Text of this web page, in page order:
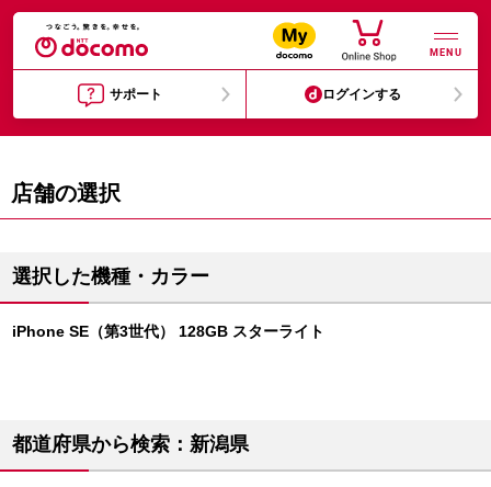
MENU
サポート ログインする
店舗の選択
選択した機種・カラー
iPhone SE（第3世代） 128GB スターライト
都道府県から検索：新潟県